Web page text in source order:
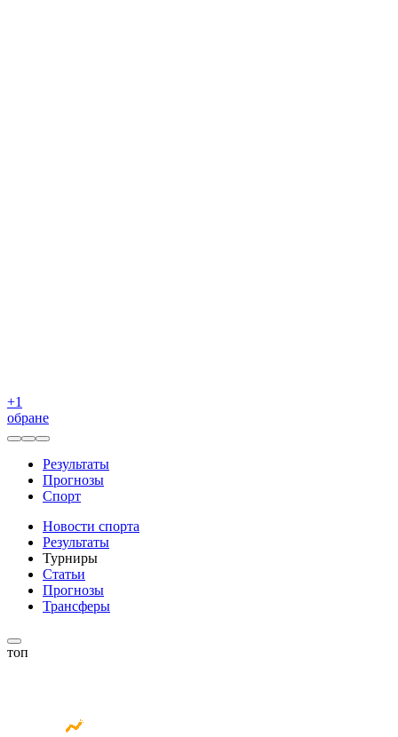
+1
обране
Результаты
Прогнозы
Спорт
Новости спорта
Результаты
Турниры
Статьи
Прогнозы
Трансферы
топ